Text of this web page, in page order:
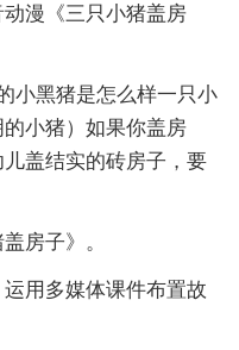
漫《三只小猪盖房
小黑猪是怎么样一只小
小猪）如果你盖房
盖结实的砖房子，要
房子》。
用多媒体课件布置故